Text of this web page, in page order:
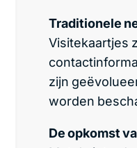
Traditionele
Visitekaartjes
zijn
worden
De opkomst